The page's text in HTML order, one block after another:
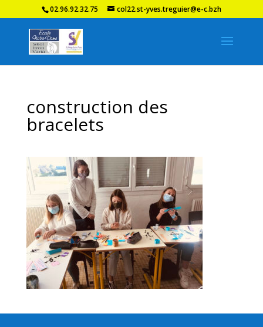
02.96.92.32.75 col22.st-yves.treguier@e-c.bzh
construction des
bracelets